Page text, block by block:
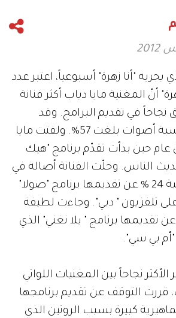
يجريه "أنا زهرة" أسبوعياً، اعتبر عدد
أنّ المغنية مايا دياب أكثر فنانة
في تقديم البرامج. وقد
حصلت على أكبر نسبة أصوات بلغت 57%. ولفتت مايا
عام حين بدأت تقدّم برنامج "هيك
الناس. وحلّت الفنانة أصالة في
المرتبة الثانية بنسبة 24 % عن تقديمها برنامج "صولا"
تلفزيون " دبي". وجاءت لطيفة
بنسبة 19% عن تقديمها برنامج " يلا نغني" الذي
بي سي".
الأكثر نجاحاً بين المغنيات اللواتي
قررت التوقف عن تقديم برنامجها
كبيرة بسبب الروتين الذي